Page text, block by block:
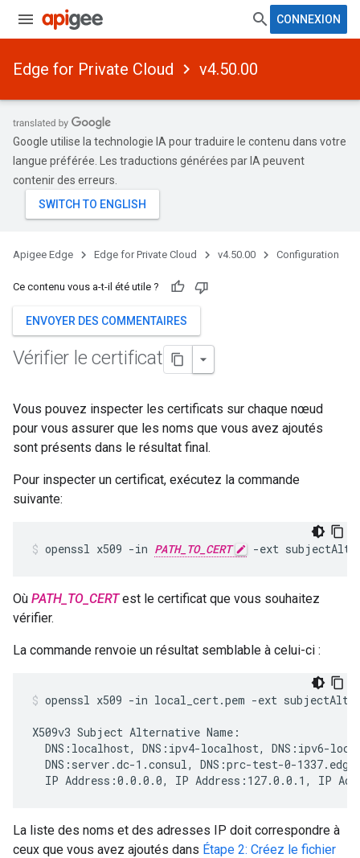
CONNEXION
Edge for Private Cloud v4.50.00
Google utilise la technologie IA pour traduire le contenu dans votre
langue préférée. Les traductions générées par IA peuvent
contenir des erreurs.
Apigee Edge Edge for Private Cloud v4.50.00 Configuration
Ce contenu vous a-t-il été utile ?
ENVOYER DES COMMENTAIRES
Vérifier le certificat
Vous pouvez inspecter les certificats sur chaque nœud
pour vous assurer que les noms que vous avez ajoutés
sont présents dans le résultat final.
Pour inspecter un certificat, exécutez la commande
suivante:
openssl x509 -in PATH_TO_CERT -ext
Où PATH_TO_CERTest le certificat que vous souhaitez
vérifier.
La commande renvoie un résultat semblable à celui-ci :
openssl x509 -in local_cert.pem -ext
X509v3 Subject Alternative Name:
DNS:localhost, DNS:ipv4-localhost, DNS:ipv6-
DNS:server.dc-1.consul, DNS:prc-test-0-
IP Address:0.0.0.0, IP Address:127.0.0.1, IP
La liste des noms et des adresses IP doit correspondre à
ceux que vous avez ajoutés dans Étape 2: Créez le fichier